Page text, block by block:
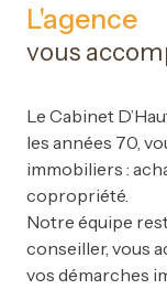
L'agence
vous
Le Cabinet
les années 70,
immobiliers :
copropriété.
Notre équipe
conseiller, vous
vos démarches